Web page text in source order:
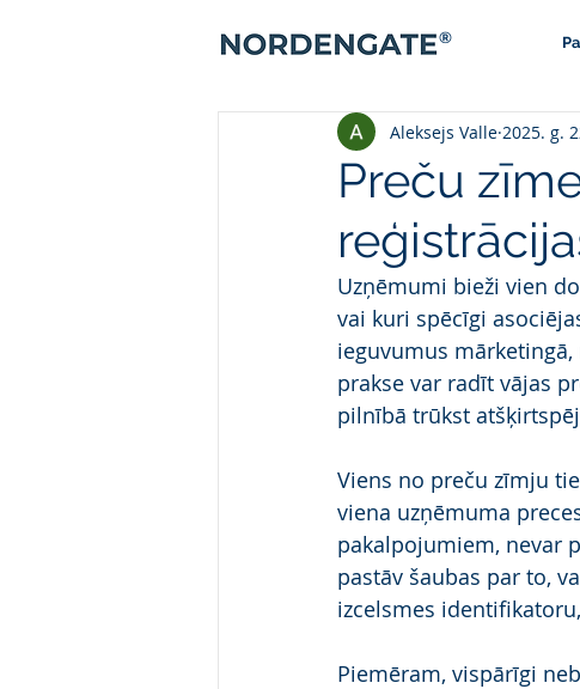
®
Preču
Aleksejs Valle 2025. g.
Uzņēmumi bieži vien
vai kuri spēcīgi
ieguvumus mārketingā,
prakse var radīt vājas
pilnībā trūkst
Viens no preču zīmju
viena uzņēmuma
pakalpojumiem, nevar
pastāv šaubas par to,
izcelsmes
Piemēram, vispārīgi